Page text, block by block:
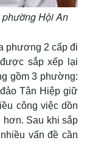
Hội An
phương 2 cấp đi
sắp xếp lại
gồm 3 phường:
Tân Hiệp giữ
công việc dồn
Sau khi sắp
vấn đề cần